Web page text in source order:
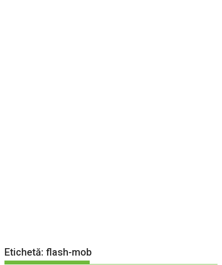
Etichetă:flash-mob